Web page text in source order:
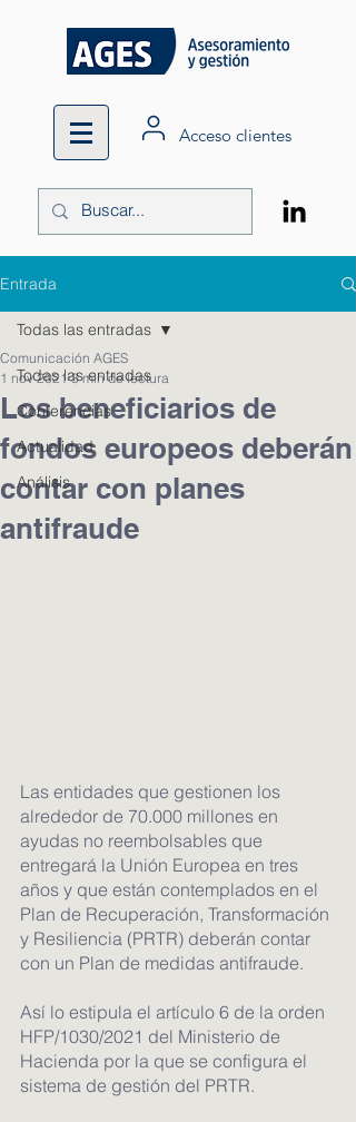
Acceso clientes
Entrada
Todas las entradas
Conferencias
Actualidad
Análisis
Todas las entradas
Los beneficiarios de
fondos europeos deberán
contar con planes
antifraude
Comunicación AGES
1 nov 2021 3 min de lectura
Las entidades que gestionen los
alrededor de 70.000 millones en
ayudas no reembolsables que
entregará la Unión Europea en tres
años y que están contemplados en el
Plan de Recuperación, Transformación
y Resiliencia (PRTR) deberán contar
con un Plan de medidas antifraude.
Así lo estipula el artículo 6 de la orden
HFP/1030/2021 del Ministerio de
Hacienda por la que se configura el
sistema de gestión del PRTR.